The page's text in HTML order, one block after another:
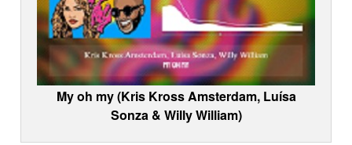
My oh my (Kris Kross Amsterdam, Luísa
Sonza & Willy William)